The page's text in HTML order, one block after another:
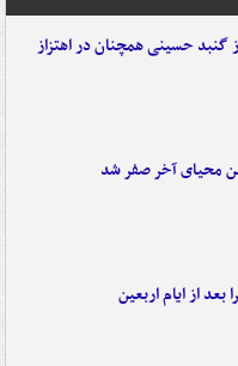
گنبد حسینی همچنان در اهتزاز
محیای آخر صفر شد
از ایام اربعین